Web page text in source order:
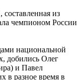
из
чемпионом России
национальной
добились Олег
и Павел
разное время в